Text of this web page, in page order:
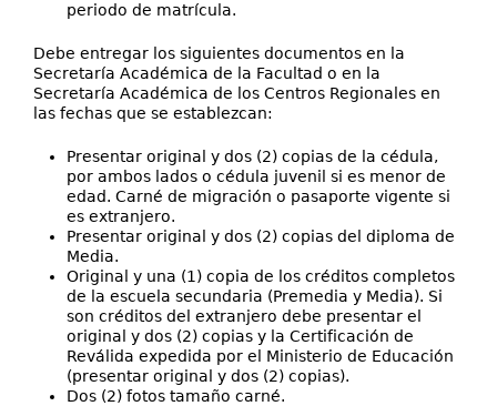
periodo de matrícula.
Debe entregar los siguientes documentos en la
Secretaría Académica de la Facultad o en la
Secretaría Académica de los Centros Regionales en
las fechas que se establezcan:
Presentar original y dos (2) copias de la cédula,
por ambos lados o cédula juvenil si es menor de
edad. Carné de migración o pasaporte vigente si
es extranjero.
Presentar original y dos (2) copias del diploma de
Media.
Original y una (1) copia de los créditos completos
de la escuela secundaria (Premedia y Media). Si
son créditos del extranjero debe presentar el
original y dos (2) copias y la Certificación de
Reválida expedida por el Ministerio de Educación
(presentar original y dos (2) copias).
Dos (2) fotos tamaño carné.